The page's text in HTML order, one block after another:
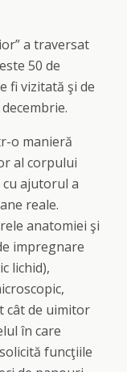
a traversat
50 de
fi vizitată şi de
mbrie.
o manieră
al corpului
ajutorul a
reale.
anatomiei şi
impregnare
lichid),
cât de uimitor
în care
funcţiile